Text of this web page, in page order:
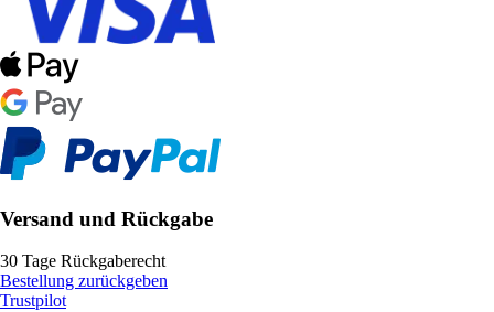
Versand und Rückgabe
30 Tage Rückgaberecht
Bestellung zurückgeben
Trustpilot